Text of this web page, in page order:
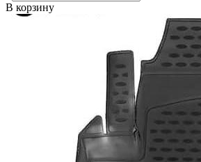
В корзину